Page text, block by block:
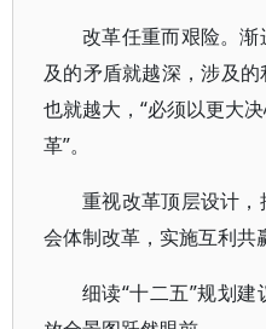
改革任重而艰险。
及的矛盾就越深，涉及
也就越大，“必须以更大
革”。
重视改革顶层设计
会体制改革，实施互利共
细读“十二五”规划